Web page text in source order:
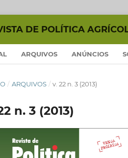
DE POLÍTICA
ARQUIVOS ANÚNCIOS
/ ARQUIVOS / v. 22 n. 3 (2013)
n. 3 (2013)